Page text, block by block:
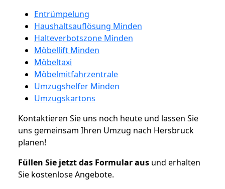
Entrümpelung
Haushaltsauflösung Minden
Halteverbotszone Minden
Möbellift Minden
Möbeltaxi
Möbelmitfahrzentrale
Umzugshelfer Minden
Umzugskartons
Kontaktieren Sie uns noch heute und lassen Sie
uns gemeinsam Ihren Umzug nach Hersbruck
planen!
Füllen Sie jetzt das Formular aus und erhalten
Sie kostenlose Angebote.